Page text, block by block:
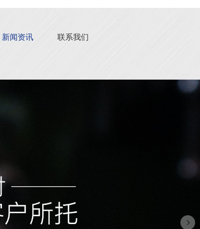
新闻资讯 联系我们